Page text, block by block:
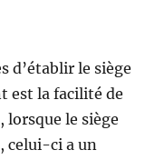
d’établir le siège
est la facilité de
lorsque le siège
celui-ci a un